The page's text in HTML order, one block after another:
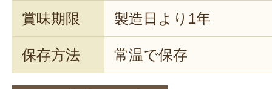
賞味期限 製造日より1年
保存方法 常温で保存